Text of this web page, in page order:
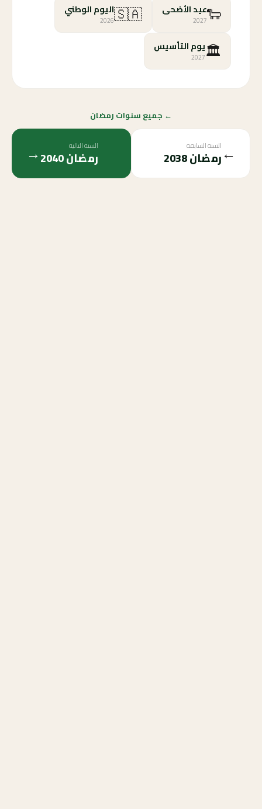
🐑عيد الأضحى
2027
🇸🇦اليوم الوطني
2026
🏛️يوم التأسيس
2027
← جميع سنوات رمضان
← السنة السابقة
رمضان2038
السنة التالية
رمضان2040
→